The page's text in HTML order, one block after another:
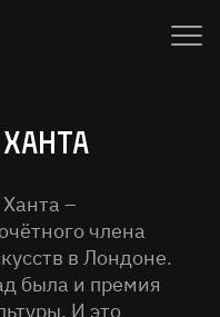
–
члена
в Лондоне.
была и премия
И это